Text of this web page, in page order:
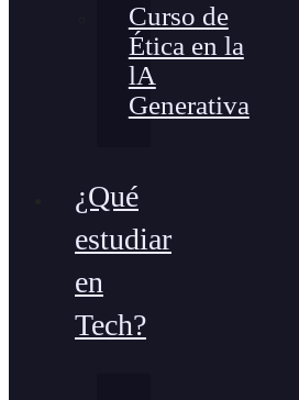
Curso de
Ética en la
lA
Generativa
¿Qué
estudiar
en
Tech?